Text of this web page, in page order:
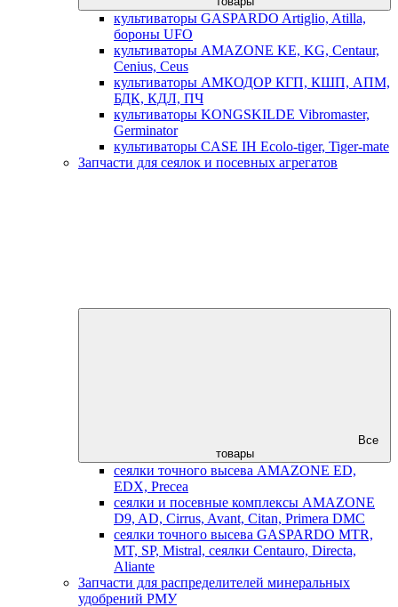
культиваторы GASPARDO Artiglio, Atilla,
бороны UFO
культиваторы AMAZONE KE, KG, Centaur,
Cenius, Ceus
культиваторы АМКОДОР КГП, КШП, АПМ,
БДК, КДЛ, ПЧ
культиваторы KONGSKILDE Vibromaster,
Germinator
культиваторы CASE IH Ecolo-tiger, Tiger-mate
Запчасти для сеялок и посевных агрегатов
Все
товары
сеялки точного высева AMAZONE ED,
EDX, Precea
сеялки и посевные комплексы AMAZONE
D9, AD, Cirrus, Avant, Citan, Primera DMC
сеялки точного высева GASPARDO MTR,
MT, SP, Mistral, сеялки Centauro, Directa,
Aliante
Запчасти для распределителей минеральных
удобрений РМУ